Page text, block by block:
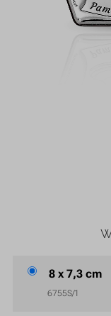
8 x 7,3 cm
6755S/1